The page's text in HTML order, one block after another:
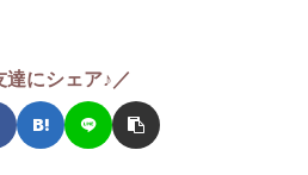
達にシェア♪／